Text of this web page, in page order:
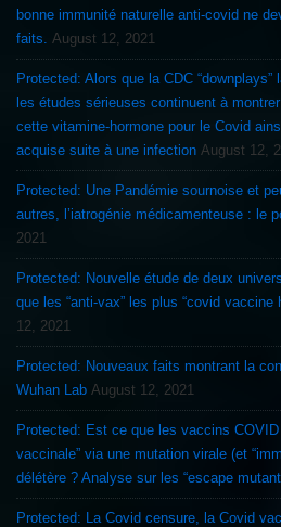
bonne immunité naturelle anti-covid ne
faits.
August 12, 2021
Protected: Alors que la CDC “downplays”
les études sérieuses continuent à
cette vitamine-hormone pour le Covid
acquise suite à une infection August 12,
Protected: Une Pandémie sournoise et
autres, l’iatrogénie médicamenteuse : le
2021
Protected: Nouvelle étude de deux
que les “anti-vax” les plus “covid vaccine
12, 2021
Protected: Nouveaux faits montrant la
Wuhan Lab August 12, 2021
Protected: Est ce que les vaccins
vaccinale” via une mutation virale (et
délétère ? Analyse sur les “escape
Protected: La Covid censure, la Covid